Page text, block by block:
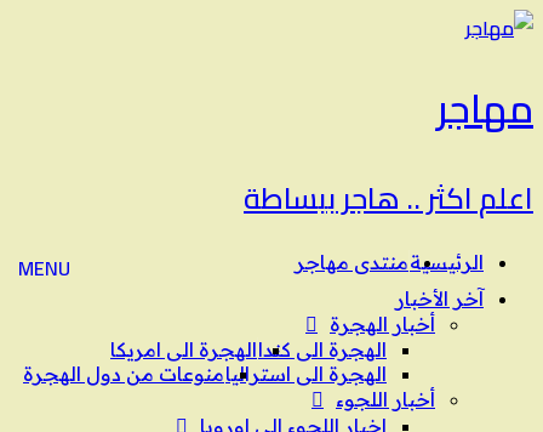
مهاجر
اعلم اكثر .. هاجر ببساطة
MENU الرئيسيةمنتدى مهاجر
آخر الأخبار
أخبار الهجرة
الهجرة الى كنداالهجرة الى امريكا
الهجرة الى استراليامنوعات من دول الهجرة
أخبار اللجوء
اخبار اللجوء الى اوروبا